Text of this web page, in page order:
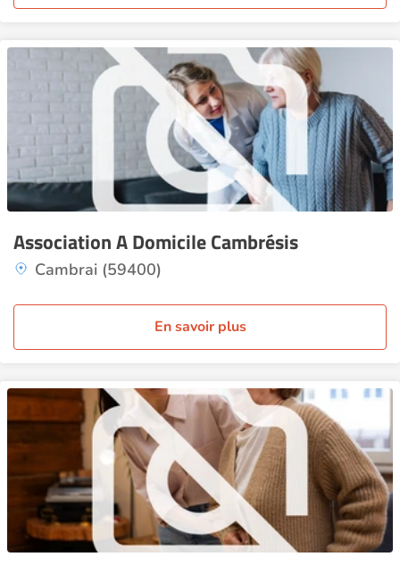
Association A Domicile Cambrésis
Cambrai (59400)
En savoir plus